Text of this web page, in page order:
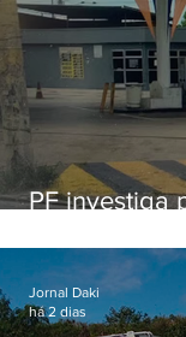
PF investiga
secretário
Jornal Daki
há 2 dias